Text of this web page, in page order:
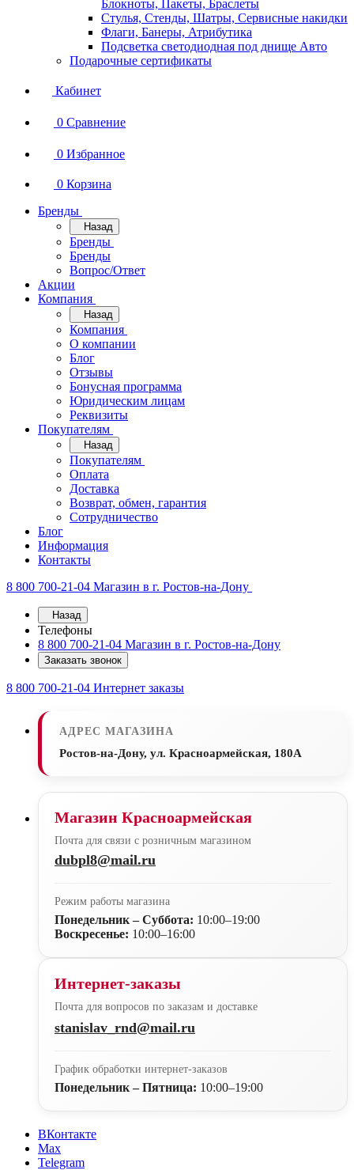
Блокноты, Пакеты, Браслеты
Стулья, Стенды, Шатры, Сервисные накидки
Флаги, Банеры, Атрибутика
Подсветка светодиодная под днище Авто
Подарочные сертификаты
Кабинет
0 Сравнение
0 Избранное
0 Корзина
Бренды
Назад
Бренды
Бренды
Вопрос/Ответ
Акции
Компания
Назад
Компания
О компании
Блог
Отзывы
Бонусная программа
Юридическим лицам
Реквизиты
Покупателям
Назад
Покупателям
Оплата
Доставка
Возврат, обмен, гарантия
Сотрудничество
Блог
Информация
Контакты
8 800 700-21-04 Магазин в г. Ростов-на-Дону
Назад
Телефоны
8 800 700-21-04 Магазин в г. Ростов-на-Дону
Заказать звонок
8 800 700-21-04 Интернет заказы
АДРЕС МАГАЗИНА
Ростов-на-Дону, ул. Красноармейская, 180А
Магазин Красноармейская
Почта для связи с розничным магазином
dubpl8@mail.ru
Режим работы магазина
Понедельник – Суббота: 10:00–19:00
Воскресенье: 10:00–16:00
Интернет-заказы
Почта для вопросов по заказам и доставке
stanislav_rnd@mail.ru
График обработки интернет-заказов
Понедельник – Пятница: 10:00–19:00
ВКонтакте
Max
Telegram